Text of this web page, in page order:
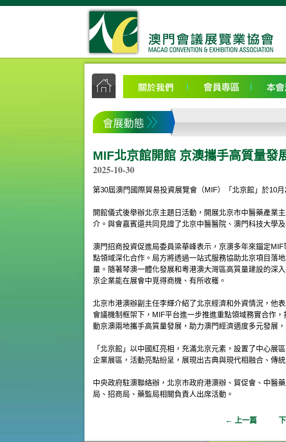
會展動態
MIF北京館開館 京澳攜手高質量發
2025-10-30
第30屆澳門國際貿易投資展覽會（MIF）「北京館」於10
開館儀式後舉辦北京主題日活動，開展北京市中醫藥產業
介。與會嘉賓還共同見證了北京中醫醫院、澳門科技大學
澳門招商投資促進局委員梁華峰表示，京澳多年來錨定
點領域深化合作。局方將透過一站式服務協助北京項目落
量。隨著琴澳一體化發展和粵港澳大灣區高質量建設的深
京企業能在展會中覓得商機、有所收穫。
北京市港澳辦副主任李輝介紹了北京經濟和外資情況，他
會議機制框架下，MIF平台進一步推進重點領域務實合作
動京澳兩地攜手高質量發展，助力澳門經濟適度多元發展
「北京館」以中國紅亮相，充滿北京元素，設置了中心展
企業展區，活動亮點紛呈，展現出古典與現代相融合、傳
中央政府駐澳聯絡辦，北京市政府港澳辦、貿促會、中醫
局、招商局、藥監局相關負責人出席活動。
← 上一篇